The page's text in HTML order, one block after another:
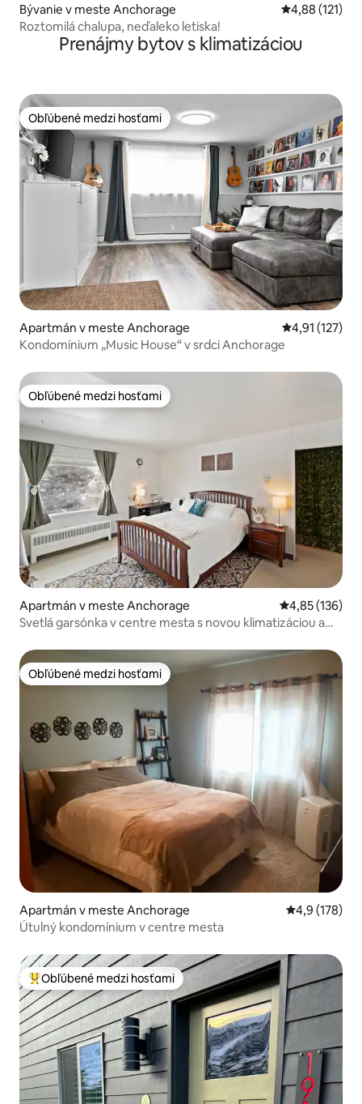
Bývanie v meste Anchorage Priemerné
4,88 (121)
Roztomilá chalupa, neďaleko letiska!
Prenájmy bytov s klimatizáciou
Obľúbené medzi hosťami
Obľúbené medzi hosťami
Apartmán v meste Anchorage Priemerné
4,91 (127)
Kondomínium „Music House“ v srdci Anchorage
Obľúbené medzi hosťami
Obľúbené medzi hosťami
Apartmán v meste Anchorage Priemerné
4,85 (136)
Svetlá garsónka v centre mesta s novou klimatizáciou a
Obľúbené medzi hosťami
Obľúbené medzi hosťami
Apartmán v meste Anchorage Priemerné
4,9 (178)
Útulný kondomínium v centre mesta
Najobľúbenejšie medzi hosťami
Obľúbené medzi hosťami